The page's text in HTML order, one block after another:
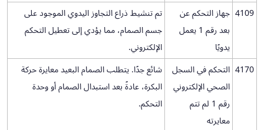
4109 جهاز التحكم عن
بعد رقم 1 يعمل
يدويًا
تم تنشيط ذراع التجاوز اليدوي الموجود على
جسم الصمام، مما يؤدي إلى تعطيل التحكم
الإلكتروني.
4170 التحكم في السجل
الصحي الإلكتروني
رقم 1 لم تتم
معايرته
شائع جدًا. يتطلب الصمام البعيد معايرة حركة
البكرة، عادةً بعد استبدال الصمام أو وحدة
التحكم.